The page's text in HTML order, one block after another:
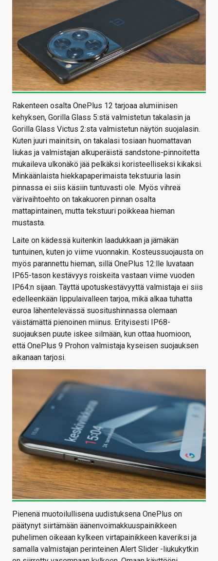
Rakenteen osalta OnePlus 12 tarjoaa alumiinisen
kehyksen, Gorilla Glass 5:stä valmistetun takalasin ja
Gorilla Glass Victus 2:sta valmistetun näytön suojalasin.
Kuten juuri mainitsin, on takalasi tosiaan huomattavan
liukas ja valmistajan alkuperäistä sandstone-pinnoitetta
mukaileva ulkonäkö jää pelkäksi koristeelliseksi kikaksi.
Minkäänlaista hiekkapaperimaista tekstuuria lasin
pinnassa ei siis käsiin tuntuvasti ole. Myös vihreä
värivaihtoehto on takakuoren pinnan osalta
mattapintainen, mutta tekstuuri poikkeaa hieman
mustasta.
Laite on kädessä kuitenkin laadukkaan ja jämäkän
tuntuinen, kuten jo viime vuonnakin. Kosteussuojausta on
myös parannettu hieman, sillä OnePlus 12:lle luvataan
IP65-tason kestävyys roiskeita vastaan viime vuoden
IP64:n sijaan. Täyttä upotuskestävyyttä valmistaja ei siis
edelleenkään lippulaivalleen tarjoa, mikä alkaa tuhatta
euroa lähentelevässä suositushinnassa olemaan
väistämättä pienoinen miinus. Erityisesti IP68-
suojauksen puute iskee silmään, kun ottaa huomioon,
että OnePlus 9 Prohon valmistaja kyseisen suojauksen
aikanaan tarjosi.
Pienenä muotoilullisena uudistuksena OnePlus on
päätynyt siirtämään äänenvoimakkuuspainikkeen
puhelimen oikeaan kylkeen virtapainikkeen kaveriksi ja
samalla valmistajan perinteinen Alert Slider -liukukytkin